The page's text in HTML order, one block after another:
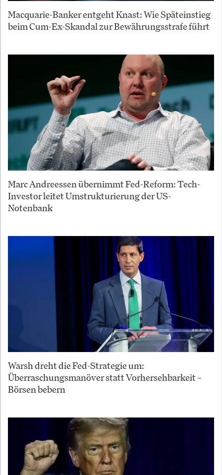
Macquarie-Banker entgeht Knast: Wie Späteinstieg
beim Cum-Ex-Skandal zur Bewährungsstrafe führt
Marc Andreessen übernimmt Fed-Reform: Tech-
Investor leitet Umstrukturierung der US-
Notenbank
Warsh dreht die Fed-Strategie um:
Überraschungsmanöver statt Vorhersehbarkeit –
Börsen bebern